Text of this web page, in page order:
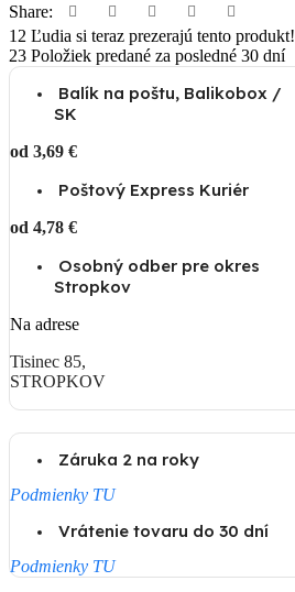
Share:
12 Ľudia si teraz prezerajú tento produkt!
23 Položiek predané za posledné 30 dní
Balík na poštu, Balikobox /
SK
od 3,69 €
Poštový Express Kuriér
od 4,78 €
Osobný odber pre okres
Stropkov
Na adrese
Tisinec 85,
STROPKOV
Záruka 2 na roky
Podmienky TU
Vrátenie tovaru do 30 dní
Podmienky TU